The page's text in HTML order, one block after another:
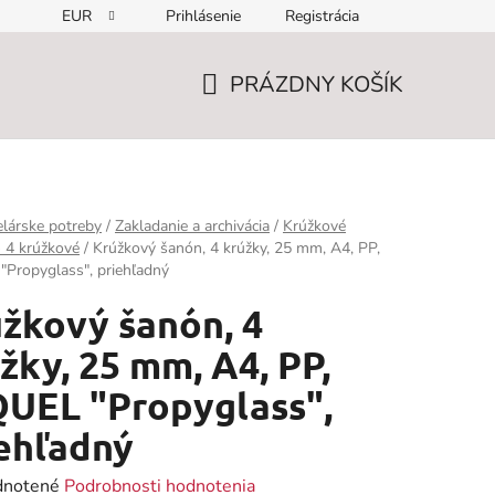
EUR Prihlásenie Registrácia
PRÁZDNY KOŠÍK
potreby / Zakladanie a archivácia / Krúžkové
4 krúžkové / Krúžkový šanón, 4 krúžky, 25 mm, A4, PP,
priehľadný
šanón, 4
25 mm, A4, PP,
"Propyglass",
Podrobnosti hodnotenia